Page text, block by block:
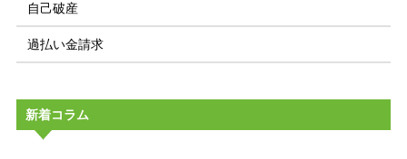
自己破産
過払い金請求
新着コラム